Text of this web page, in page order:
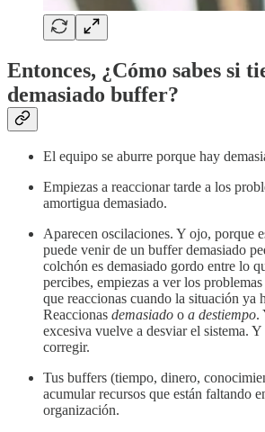
Entonces, ¿Cómo sabes si
demasiado buffer?
El equipo se aburre porque hay
Empiezas a reaccionar tarde a los
amortigua demasiado.
Aparecen oscilaciones. Y ojo, porque
puede venir de un buffer demasiado
colchón es demasiado gordo entre lo
percibes, empiezas a ver los
que reaccionas cuando la situación ya
Reaccionas demasiado o a destiempo.
excesiva vuelve a desviar el sistema.
corregir.
Tus buffers (tiempo, dinero,
acumular recursos que están faltando
organización.